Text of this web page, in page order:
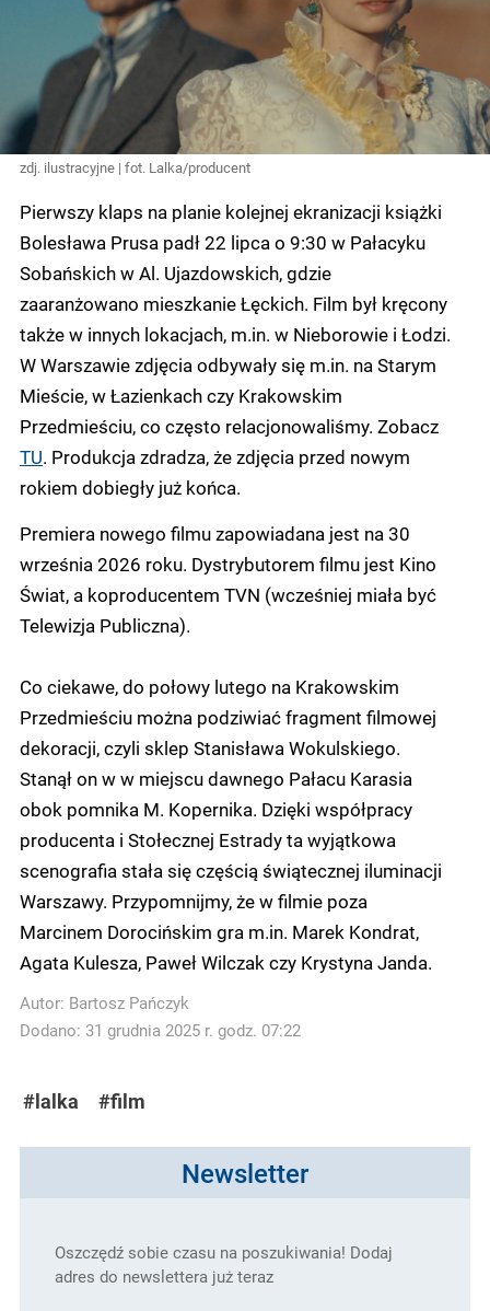
zdj. ilustracyjne | fot. Lalka/producent
Pierwszy klaps na planie kolejnej ekranizacji książki
Bolesława Prusa padł 22 lipca o 9:30 w Pałacyku
Sobańskich w Al. Ujazdowskich, gdzie
zaaranżowano mieszkanie Łęckich. Film był kręcony
także w innych lokacjach, m.in. w Nieborowie i Łodzi.
W Warszawie zdjęcia odbywały się m.in. na Starym
Mieście, w Łazienkach czy Krakowskim
Przedmieściu, co często relacjonowaliśmy. Zobacz
TU. Produkcja zdradza, że zdjęcia przed nowym
rokiem dobiegły już końca.
Premiera nowego filmu zapowiadana jest na 30
września 2026 roku. Dystrybutorem filmu jest Kino
Świat, a koproducentem TVN (wcześniej miała być
Telewizja Publiczna).
Co ciekawe, do połowy lutego na Krakowskim
Przedmieściu można podziwiać fragment filmowej
dekoracji, czyli sklep Stanisława Wokulskiego.
Stanął on w w miejscu dawnego Pałacu Karasia
obok pomnika M. Kopernika. Dzięki współpracy
producenta i Stołecznej Estrady ta wyjątkowa
scenografia stała się częścią świątecznej iluminacji
Warszawy. Przypomnijmy, że w filmie poza
Marcinem Dorocińskim gra m.in. Marek Kondrat,
Agata Kulesza, Paweł Wilczak czy Krystyna Janda.
Autor: Bartosz Pańczyk
Dodano: 31 grudnia 2025 r. godz. 07:22
#lalka #film
Newsletter
Oszczędź sobie czasu na poszukiwania! Dodaj
adres do newslettera już teraz